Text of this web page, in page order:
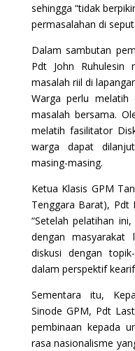
sehingga “tidak
permasalahan di
Dalam sambutan
Pdt John Ruhulesin
masalah riil di
Warga perlu melatih
masalah bersama.
melatih fasilitator
warga dapat
masing-masing.
Ketua Klasis GPM
Tenggara Barat), Pdt
“Setelah pelatihan
dengan masyarakat
diskusi dengan
dalam perspektif
Sementara itu,
Sinode GPM, Pdt
pembinaan kepada
rasa nasionalisme